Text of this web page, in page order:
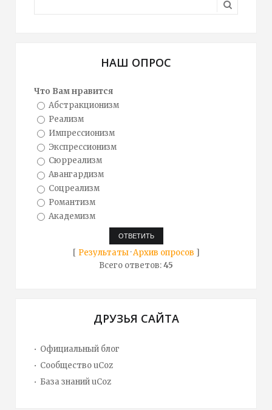
НАШ ОПРОС
Что Вам нравится
Абстракционизм
Реализм
Импрессионизм
Экспрессионизм
Сюрреализм
Авангардизм
Соцреализм
Романтизм
Академизм
[ Результаты·Архив опросов ]
Всего ответов:45
ДРУЗЬЯ САЙТА
Официальный блог
Сообщество uCoz
База знаний uCoz